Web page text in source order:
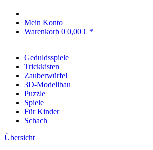
Mein Konto
Warenkorb 0 0,00 € *
Geduldsspiele
Trickkisten
Zauberwürfel
3D-Modellbau
Puzzle
Spiele
Für Kinder
Schach
Übersicht